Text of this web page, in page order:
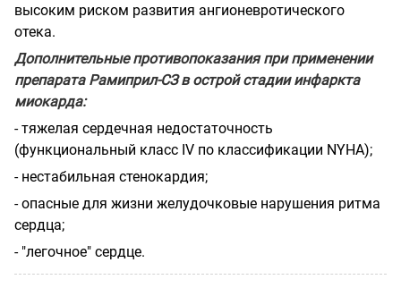
высоким риском развития ангионевротического
отека.
Дополнительные противопоказания при применении
препарата Рамиприл-СЗ в острой стадии инфаркта
миокарда:
- тяжелая сердечная недостаточность
(функциональный класс IV по классификации NYHA);
- нестабильная стенокардия;
- опасные для жизни желудочковые нарушения ритма
сердца;
- "легочное" сердце.